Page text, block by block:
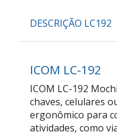
DESCRIÇÃO LC192
ICOM LC-192
ICOM LC-192
chaves, celulares
ergonômico para
atividades, como